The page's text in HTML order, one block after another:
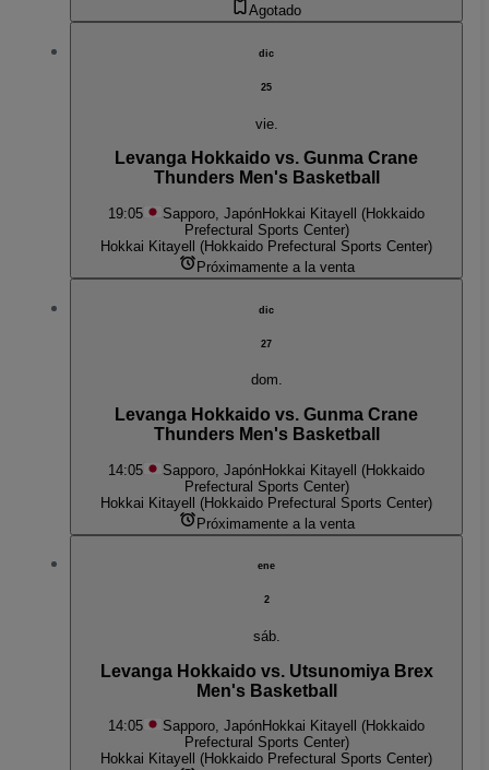
Agotado
dic
25
vie.
Levanga Hokkaido vs. Gunma Crane
Thunders Men's Basketball
19:05 Sapporo, JapónHokkai Kitayell (Hokkaido
Prefectural Sports Center)
Hokkai Kitayell (Hokkaido Prefectural Sports Center)
Próximamente a la venta
dic
27
dom.
Levanga Hokkaido vs. Gunma Crane
Thunders Men's Basketball
14:05 Sapporo, JapónHokkai Kitayell (Hokkaido
Prefectural Sports Center)
Hokkai Kitayell (Hokkaido Prefectural Sports Center)
Próximamente a la venta
ene
2
sáb.
Levanga Hokkaido vs. Utsunomiya Brex
Men's Basketball
14:05 Sapporo, JapónHokkai Kitayell (Hokkaido
Prefectural Sports Center)
Hokkai Kitayell (Hokkaido Prefectural Sports Center)